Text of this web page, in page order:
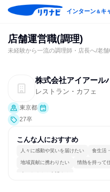
インターン＆キ
店舗運営職(調理)
未経験から一流の調理師・店長へ/老
株式会社アイアール
レストラン・カフェ
東京都
27卒
こんな人におすすめ
人々に感動や笑いを届けたい 食生活
地域貢献に携わりたい 情熱を持って
人とたくさん会話する